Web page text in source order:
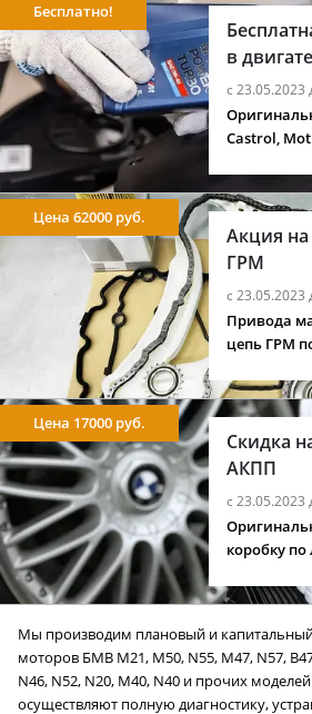
в
с 23.05.2023
Бесплатно!
Castrol,
Акция
ГРМ
с 23.05.2023
Цена 62000 руб.
Привода
цепь ГРМ
Скидка
АКПП
с 23.05.2023
Цена 17000 руб.
коробку
Мы производим плановый и
моторов БМВ M21, M50, N55, M47, N57,
N46, N52, N20, M40, N40 и прочих
осуществляют полную диагностику,